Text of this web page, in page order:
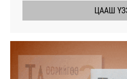
ЦААШ